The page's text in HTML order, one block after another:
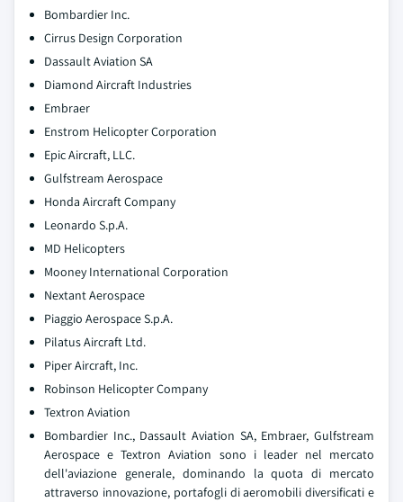
Bombardier Inc.
Cirrus Design Corporation
Dassault Aviation SA
Diamond Aircraft Industries
Embraer
Enstrom Helicopter Corporation
Epic Aircraft, LLC.
Gulfstream Aerospace
Honda Aircraft Company
Leonardo S.p.A.
MD Helicopters
Mooney International Corporation
Nextant Aerospace
Piaggio Aerospace S.p.A.
Pilatus Aircraft Ltd.
Piper Aircraft, Inc.
Robinson Helicopter Company
Textron Aviation
Bombardier Inc., Dassault Aviation SA, Embraer, Gulfstream
Aerospace e Textron Aviation sono i leader nel mercato
dell'aviazione generale, dominando la quota di mercato
attraverso innovazione, portafogli di aeromobili diversificati e